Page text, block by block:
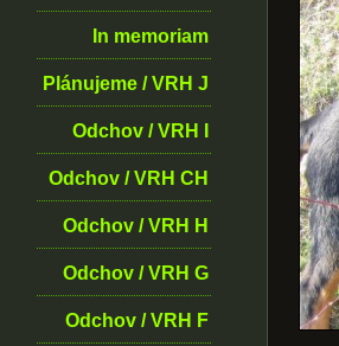
In memoriam
Plánujeme / VRH J
Odchov / VRH I
Odchov / VRH CH
Odchov / VRH H
Odchov / VRH G
Odchov / VRH F